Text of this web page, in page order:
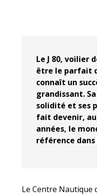
Le J 80, voilier
être le parfait
connaît un
grandissant.
solidité et ses
fait devenir,
années, le
référence
Le Centre Nautique